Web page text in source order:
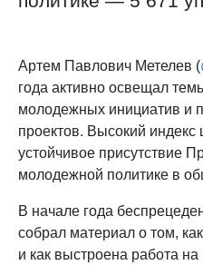
Артем Павлович Метелев (
года активно освещал
молодежных инициатив и
проектов. Высокий индекс
устойчивое присутствие
молодежной политике в
В начале года
собрал материал о том,
и как выстроена работа